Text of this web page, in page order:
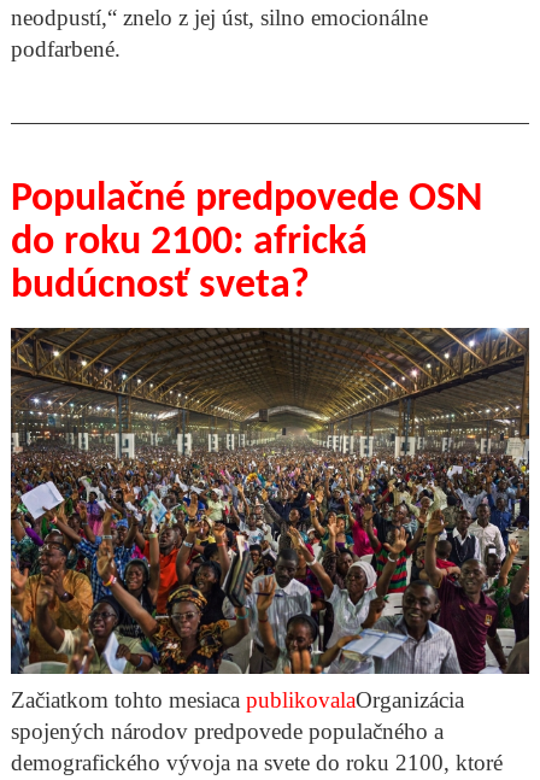
neodpustí,“ znelo z jej úst, silno emocionálne
podfarbené.
Populačné predpovede OSN
do roku 2100: africká
budúcnosť sveta?
Začiatkom tohto mesiaca publikovalaOrganizácia
spojených národov predpovede populačného a
demografického vývoja na svete do roku 2100, ktoré